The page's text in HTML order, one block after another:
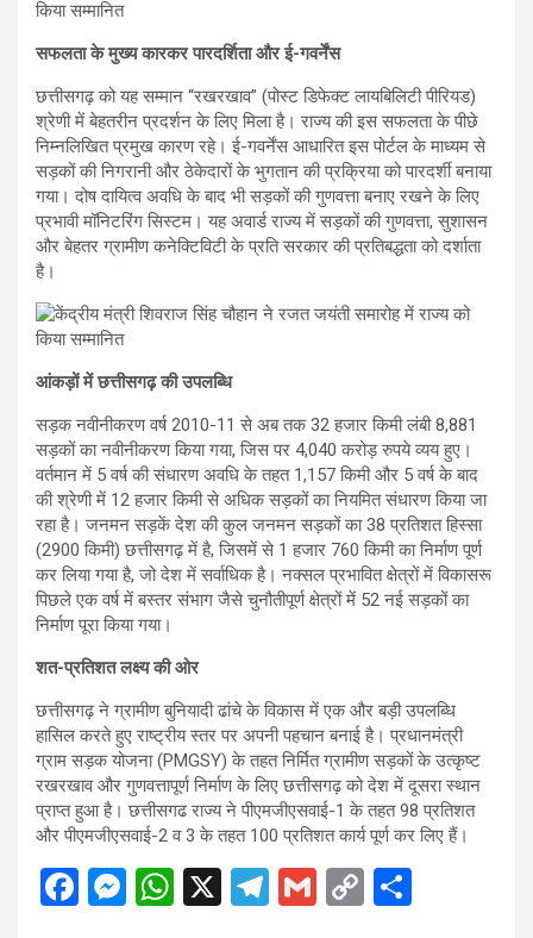
सफलता के मुख्य कारकर पारदर्शिता और ई-गवर्नेंस
छत्तीसगढ़ को यह सम्मान “रखरखाव” (पोस्ट डिफेक्ट लायबिलिटी पीरियड)
श्रेणी में बेहतरीन प्रदर्शन के लिए मिला है। राज्य की इस सफलता के पीछे
निम्नलिखित प्रमुख कारण रहे। ई-गवर्नेंस आधारित इस पोर्टल के माध्यम से
सड़कों की निगरानी और ठेकेदारों के भुगतान की प्रक्रिया को पारदर्शी बनाया
गया। दोष दायित्व अवधि के बाद भी सड़कों की गुणवत्ता बनाए रखने के लिए
प्रभावी मॉनिटरिंग सिस्टम। यह अवार्ड राज्य में सड़कों की गुणवत्ता, सुशासन
और बेहतर ग्रामीण कनेक्टिविटी के प्रति सरकार की प्रतिबद्धता को दर्शाता
है।
आंकड़ों में छत्तीसगढ़ की उपलब्धि
सड़क नवीनीकरण वर्ष 2010-11 से अब तक 32 हजार किमी लंबी 8,881
सड़कों का नवीनीकरण किया गया, जिस पर 4,040 करोड़ रुपये व्यय हुए।
वर्तमान में 5 वर्ष की संधारण अवधि के तहत 1,157 किमी और 5 वर्ष के बाद
की श्रेणी में 12 हजार किमी से अधिक सड़कों का नियमित संधारण किया जा
रहा है। जनमन सड़कें देश की कुल जनमन सड़कों का 38 प्रतिशत हिस्सा
(2900 किमी) छत्तीसगढ़ में है, जिसमें से 1 हजार 760 किमी का निर्माण पूर्ण
कर लिया गया है, जो देश में सर्वाधिक है। नक्सल प्रभावित क्षेत्रों में विकासरू
पिछले एक वर्ष में बस्तर संभाग जैसे चुनौतीपूर्ण क्षेत्रों में 52 नई सड़कों का
निर्माण पूरा किया गया।
शत-प्रतिशत लक्ष्य की ओर
छत्तीसगढ़ ने ग्रामीण बुनियादी ढांचे के विकास में एक और बड़ी उपलब्धि
हासिल करते हुए राष्ट्रीय स्तर पर अपनी पहचान बनाई है। प्रधानमंत्री
ग्राम सड़क योजना (PMGSY) के तहत निर्मित ग्रामीण सड़कों के उत्कृष्ट
रखरखाव और गुणवत्तापूर्ण निर्माण के लिए छत्तीसगढ़ को देश में दूसरा स्थान
प्राप्त हुआ है। छत्तीसगढ राज्य ने पीएमजीएसवाई-1 के तहत 98 प्रतिशत
और पीएमजीएसवाई-2 व 3 के तहत 100 प्रतिशत कार्य पूर्ण कर लिए हैं।
F
M W X
T
G
C